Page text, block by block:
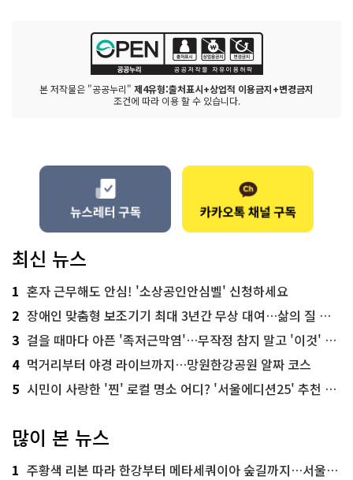
본 저작물은 "공공누리" 제4유형:출처표시+상업적 이용금지+변경금지
조건에 따라 이용 할 수 있습니다.
최신 뉴스
1 혼자 근무해도 안심! '소상공인안심벨' 신청하세요
2 장애인 맞춤형 보조기기 최대 3년간 무상 대여…삶의 질 높인다
3 걸을 때마다 아픈 '족저근막염'…무작정 참지 말고 '이것' 해보세요!
4 먹거리부터 야경 라이브까지…망원한강공원 알짜 코스
5 시민이 사랑한 '찐' 로컬 명소 어디? '서울에디션25' 추천 코스
많이 본 뉴스
1 주황색 리본 따라 한강부터 메타세쿼이아 숲길까지…서울둘레길 15코스